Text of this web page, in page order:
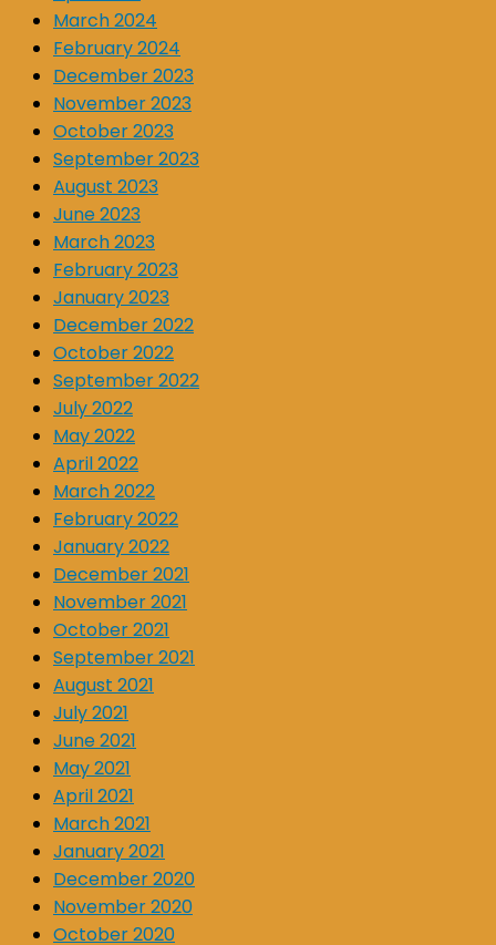
March 2024
February 2024
December 2023
November 2023
October 2023
September 2023
August 2023
June 2023
March 2023
February 2023
January 2023
December 2022
October 2022
September 2022
July 2022
May 2022
April 2022
March 2022
February 2022
January 2022
December 2021
November 2021
October 2021
September 2021
August 2021
July 2021
June 2021
May 2021
April 2021
March 2021
January 2021
December 2020
November 2020
October 2020